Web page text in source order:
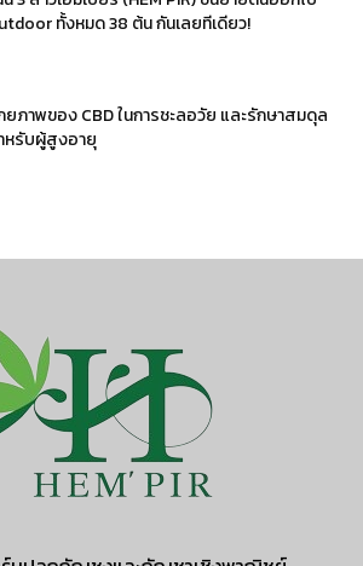
ทั้งหมด 38 ต้น กันเลยทีเดียว!
ยภาพของ CBD ในการชะลอวัย และรักษาสมดุล
หรับผู้สูงอายุ